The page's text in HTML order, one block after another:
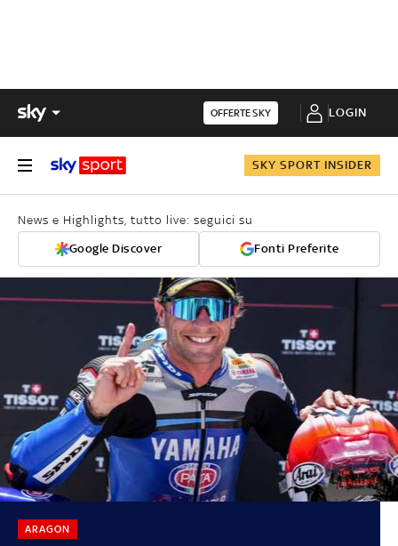
OFFERTE SKY LOGIN
SKY SPORT INSIDER
News e Highlights, tutto live: seguici su
Google Discover Fonti Preferite
ARAGON